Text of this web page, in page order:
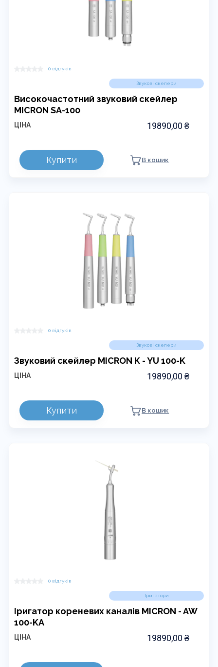
0 відгуків
Високочастотний звуковий скейлер
MICRON SA-100
Звукові скелери
ЦІНА 19890,00 ₴
Купити В кошик
Цей
товар
0 відгуків
Звуковий скейлер MICRON K - YU 100-K
Звукові скелери
ЦІНА 19890,00 ₴
Купити В кошик
0 відгуків
Іригатор кореневих каналів MICRON - AW
100-KA
Іригатори
ЦІНА 19890,00 ₴